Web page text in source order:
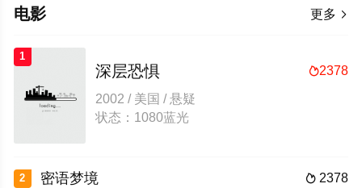
更多 
电影
1
2378
深层恐惧
2002 / 美国 / 悬疑
状态：1080蓝光
2  2378
密语梦境